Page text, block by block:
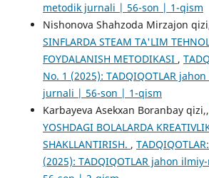
metodik jurnali | 56-son | 1-qism
Nishonova Shahzoda Mirzajon
SINFLARDA STEAM TA'LIM
FOYDALANISH METODIKASI ,
No. 1 (2025): TADQIQOTLAR
jurnali | 56-son | 1-qism
Karbayeva Asekxan Boranbay qizi,,
YOSHDAGI BOLALARDA
SHAKLLANTIRISH. ,
(2025): TADQIQOTLAR jahon